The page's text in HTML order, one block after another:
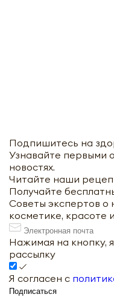
Подпишитесь на
Узнавайте первыми
новостях.
Читайте наши
Получайте
Советы экспертов о
косметике, красоте
Нажимая на кнопку,
рассылку
Я согласен с
Подписаться